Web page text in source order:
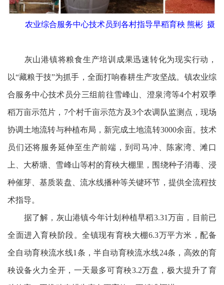
农业综合服务中心技术员到各村指导早稻育秧 熊彬 摄
灰山港镇将粮食生产培训成果迅速转化为现实行动，
以“藏粮于技”为抓手，全面打响春耕生产攻坚战。镇农业综
合服务中心技术员分三组前往雪峰山、澄泉湾等4个村双季
稻万亩示范片，7个村千亩示范方及3个农调队监测点，现场
协调土地流转与种植布局，新完成土地流转3000余亩。技术
员们还将服务延伸至生产前端，到司马冲、陈家湾、滩口
上、大桥塘、雪峰山等村的育秧大棚里，围绕种子消毒、浸
种催芽、基质装盘、流水线播种等关键环节，提供全流程技
术指导。
据了解，灰山港镇今年计划种植早稻3.31万亩，目前已
全面进入育秧阶段。全镇现有育秧大棚6.3万平方米，配备
全自动育秧流水线1条，半自动育秧流水线24条，高效的育
秧设备火力全开，一天最多可育秧3.2万盘，极大提升了育